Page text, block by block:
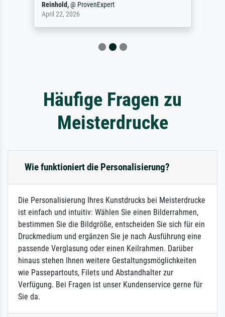
Reinhold,@ ProvenExpert
April 22, 2026
Häufige Fragen zu
Meisterdrucke
Wie funktioniert die Personalisierung?
Die Personalisierung Ihres Kunstdrucks bei Meisterdrucke
ist einfach und intuitiv: Wählen Sie einen Bilderrahmen,
bestimmen Sie die Bildgröße, entscheiden Sie sich für ein
Druckmedium und ergänzen Sie je nach Ausführung eine
passende Verglasung oder einen Keilrahmen. Darüber
hinaus stehen Ihnen weitere Gestaltungsmöglichkeiten
wie Passepartouts, Filets und Abstandhalter zur
Verfügung. Bei Fragen ist unser Kundenservice gerne für
Sie da.